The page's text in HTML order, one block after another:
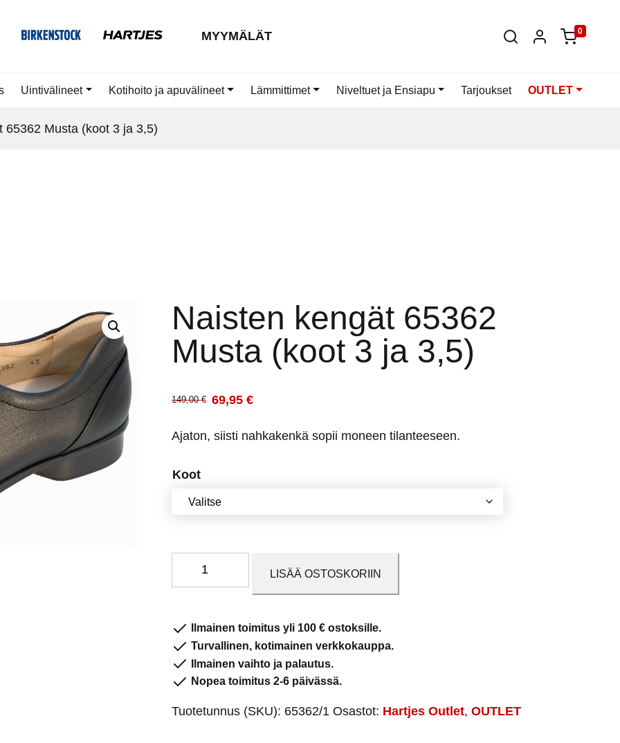
MYYMÄLÄT 0
Uintivälineet Kotihoito ja apuvälineet Lämmittimet Niveltuet ja Ensiapu Tarjoukset OUTLET
Musta (koot 3 ja 3,5)
Naisten kengät 65362
Musta (koot 3 ja 3,5)
149,00€
Alkuperäinen
hinta
oli:
69,95 €
Nykyinen
hinta
on:
Ajaton, siisti nahkakenkä sopii moneen tilanteeseen.
Koot
(koot
määrä
LISÄÄ OSTOSKORIIN
Ilmainen toimitus yli 100 € ostoksille.
Turvallinen, kotimainen verkkokauppa.
Ilmainen vaihto ja palautus.
Nopea toimitus 2-6 päivässä.
Tuotetunnus (SKU): 65362/1 Osastot: Hartjes Outlet, OUTLET